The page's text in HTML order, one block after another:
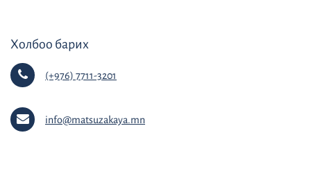
Холбоо барих
(+976) 7711-3201
info@matsuzakaya.mn